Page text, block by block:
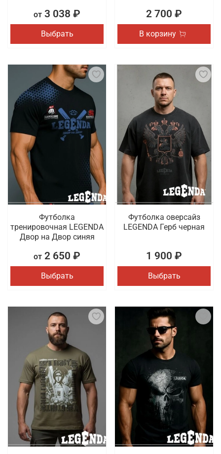
от 3 038 ₽
Выбрать
2 700 ₽
В корзину
Футболка
тренировочная LEGENDA
Двор на Двор синяя
от 2 650 ₽
Выбрать
Футболка оверсайз
LEGENDA Герб черная
1 900 ₽
Выбрать